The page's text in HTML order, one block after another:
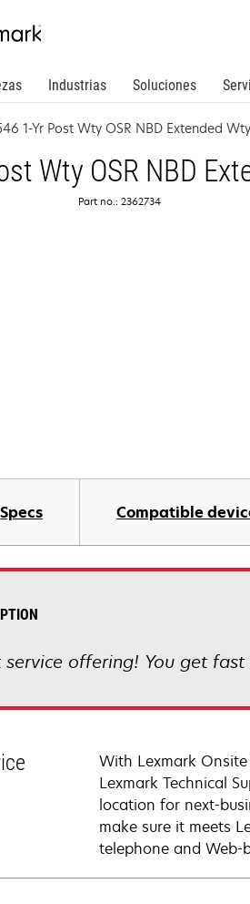
Industrias Soluciones
1-Yr Post Wty OSR NBD Extended Wty
Wty OSR NBD
Part no.: 2362734
Specs Compatible
service offering! You get
With Lexmark
Lexmark Technical
location for next-
make sure it meets
telephone and Web-